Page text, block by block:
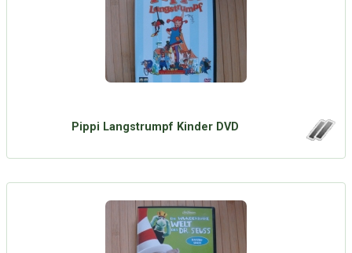
Pippi Langstrumpf Kinder DVD